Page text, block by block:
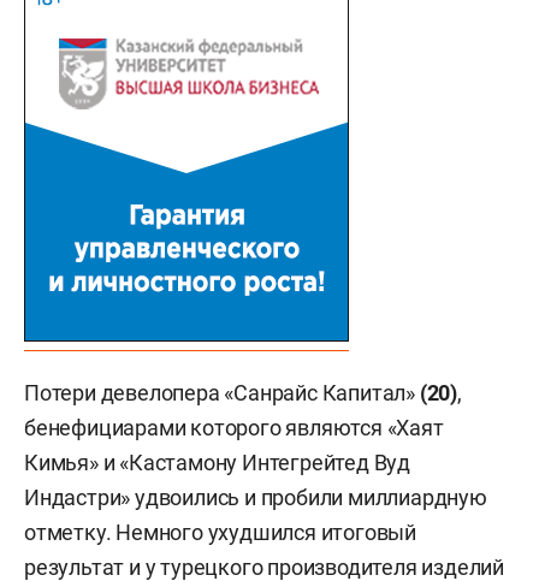
Потери девелопера «Санрайс Капитал» (20),
бенефициарами которого являются «Хаят
Кимья» и «Кастамону Интегрейтед Вуд
Индастри» удвоились и пробили миллиардную
отметку. Немного ухудшился итоговый
результат и у турецкого производителя изделий